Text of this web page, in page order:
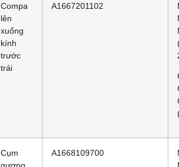
Compa
lên
xuống
kính
trước
trái
A1667201102
Cụm
A1668109700